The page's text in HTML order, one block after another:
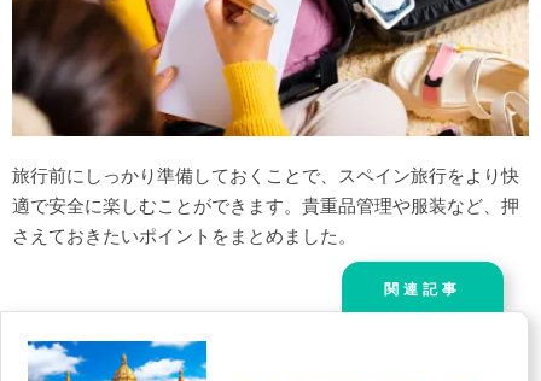
旅行前にしっかり準備しておくことで、スペイン旅行をより快
適で安全に楽しむことができます。貴重品管理や服装など、押
さえておきたいポイントをまとめました。
関連記事